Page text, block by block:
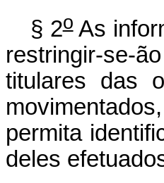
§ 2oAs
restringir-se-
titulares das
permita
deles